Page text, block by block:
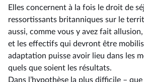
Elles concernent à la fois le droit de
ressortissants britanniques sur le
aussi, comme vous y avez fait
et les effectifs qui devront être
adaptation puisse avoir lieu dans les
quels que soient les résultats.
Dans l’hypothèse la plus difficile –